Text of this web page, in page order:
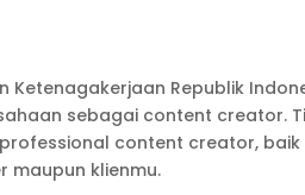
Ketenagakerjaan Republik
sebagai content creator.
content creator, baik
maupun klienmu.